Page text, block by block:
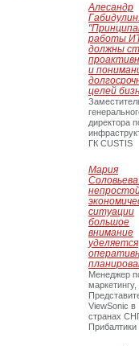
Алесандр
работы
должны
и
целей
директора
ГК CUSTIS
Мария
ситуации
большое
внимание
уделяется
Менеджер
маркетингу,
ViewSonic в
странах
Прибалтики